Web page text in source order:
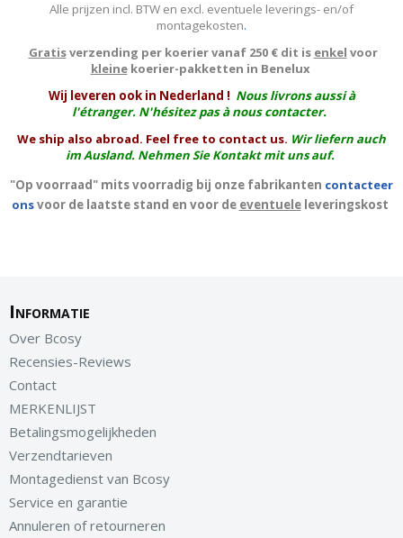
Alle prijzen incl. BTW en excl. eventuele leverings- en/of
montagekosten.
Gratisverzending per koerier vanaf 250 € dit is enkel voor
kleinekoerier-pakketten in Benelux
Wij leveren ook in Nederland ! Nous livrons aussi à
l'étranger. N'hésitez pas à nous contacter.
We ship also abroad. Feel free to contact us. Wir liefern auch
im Ausland. Nehmen Sie Kontakt mit uns auf.
"Op voorraad" mits voorradig bij onze fabrikanten contacteer
onsvoor de laatste stand en voor de eventueleleveringskost
Informatie
Over Bcosy
Recensies-Reviews
Contact
MERKENLIJST
Betalingsmogelijkheden
Verzendtarieven
Montagedienst van Bcosy
Service en garantie
Annuleren of retourneren